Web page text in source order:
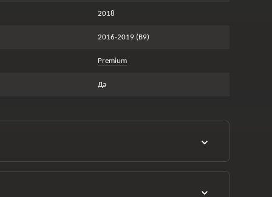
2018
2016-2019 (B9)
Premium
Да